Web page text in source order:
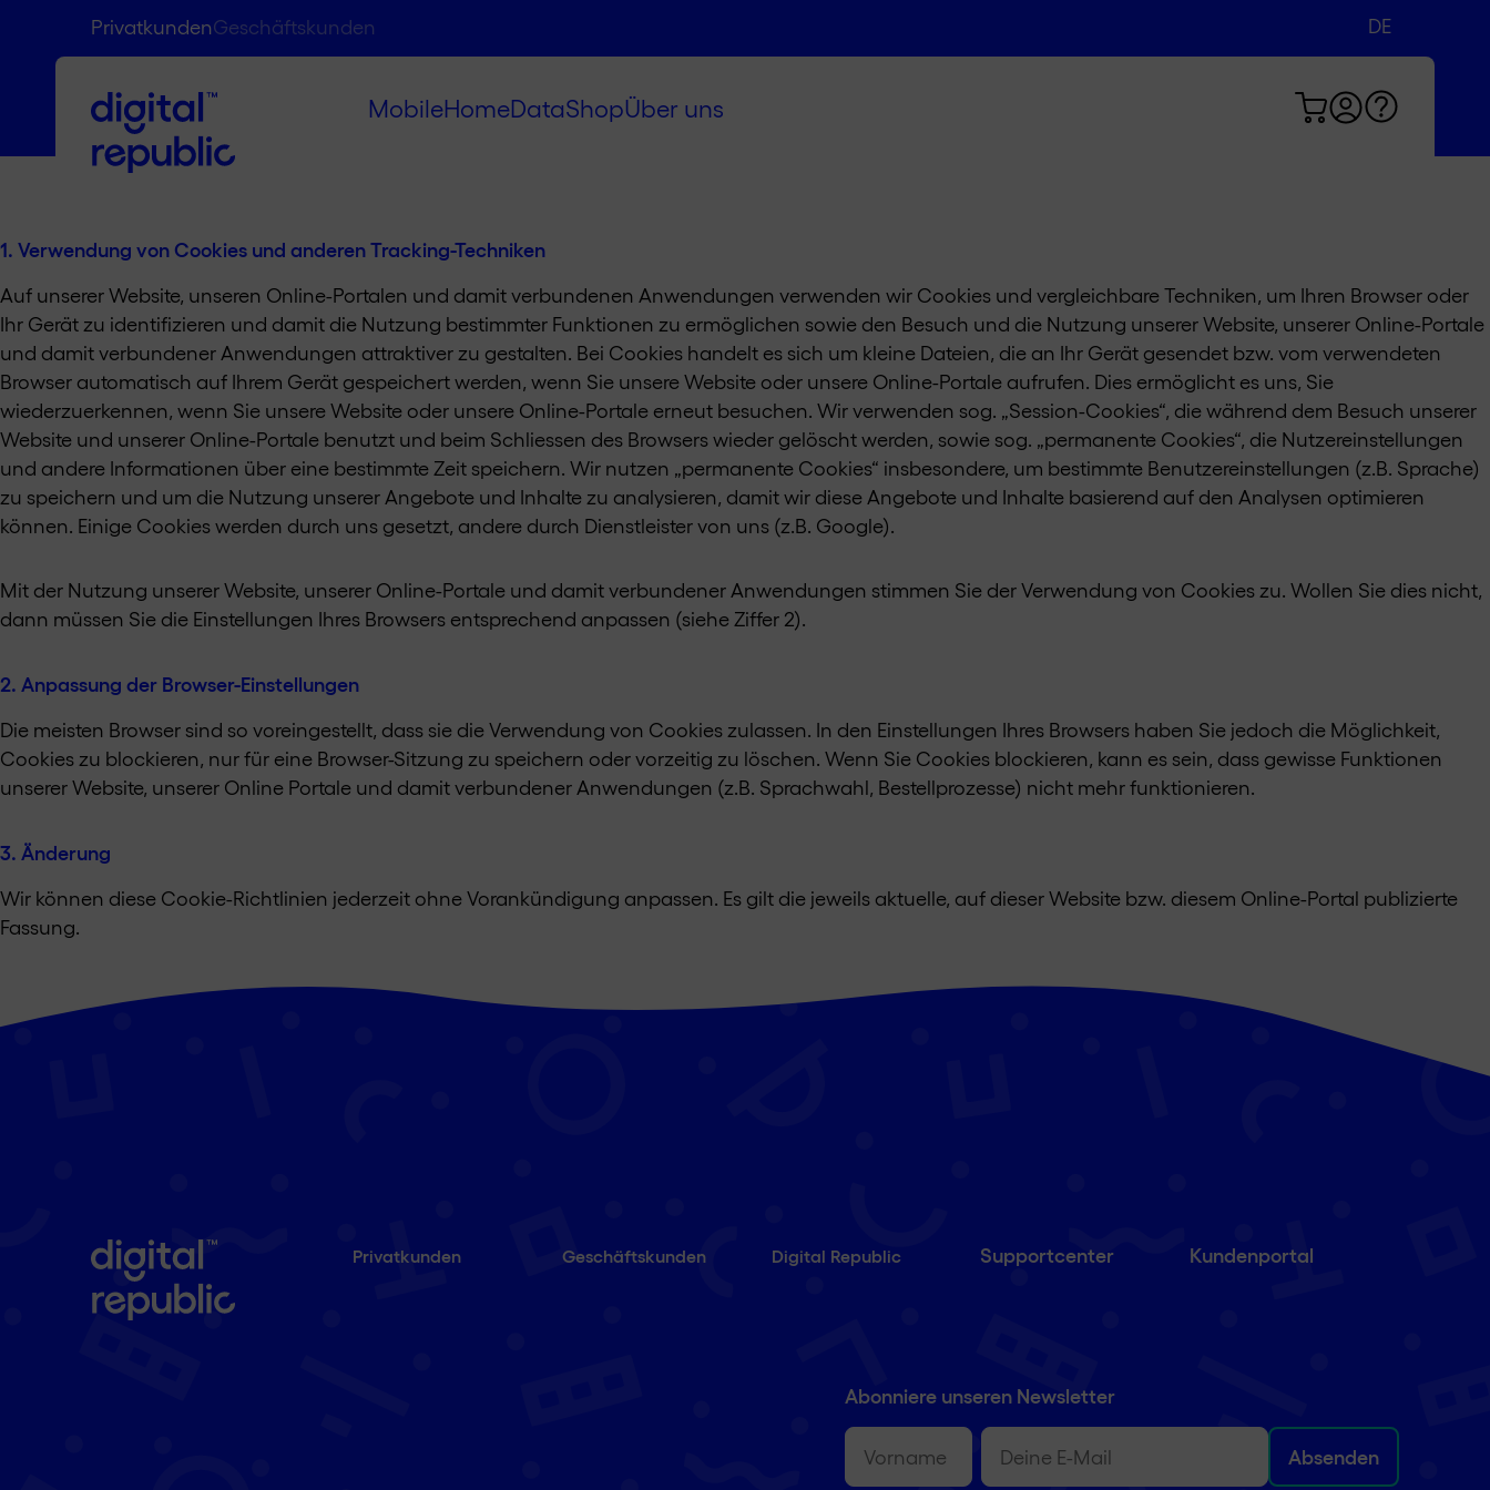
PrivatkundenGeschäftskunden DE
MobileHomeDataShopÜber uns
1. Verwendung von Cookies und anderen Tracking-Techniken
Auf unserer Website, unseren Online-Portalen und damit verbundenen Anwendungen verwenden wir Cookies und vergleichbare Techniken, um Ihren Browser oder
Ihr Gerät zu identifizieren und damit die Nutzung bestimmter Funktionen zu ermöglichen sowie den Besuch und die Nutzung unserer Website, unserer Online-Portale
und damit verbundener Anwendungen attraktiver zu gestalten. Bei Cookies handelt es sich um kleine Dateien, die an Ihr Gerät gesendet bzw. vom verwendeten
Browser automatisch auf Ihrem Gerät gespeichert werden, wenn Sie unsere Website oder unsere Online-Portale aufrufen. Dies ermöglicht es uns, Sie
wiederzuerkennen, wenn Sie unsere Website oder unsere Online-Portale erneut besuchen. Wir verwenden sog. „Session-Cookies“, die während dem Besuch unserer
Website und unserer Online-Portale benutzt und beim Schliessen des Browsers wieder gelöscht werden, sowie sog. „permanente Cookies“, die Nutzereinstellungen
und andere Informationen über eine bestimmte Zeit speichern. Wir nutzen „permanente Cookies“ insbesondere, um bestimmte Benutzereinstellungen (z.B. Sprache)
zu speichern und um die Nutzung unserer Angebote und Inhalte zu analysieren, damit wir diese Angebote und Inhalte basierend auf den Analysen optimieren
können. Einige Cookies werden durch uns gesetzt, andere durch Dienstleister von uns (z.B. Google).
Mit der Nutzung unserer Website, unserer Online-Portale und damit verbundener Anwendungen stimmen Sie der Verwendung von Cookies zu. Wollen Sie dies nicht,
dann müssen Sie die Einstellungen Ihres Browsers entsprechend anpassen (siehe Ziffer 2).
2. Anpassung der Browser-Einstellungen
Die meisten Browser sind so voreingestellt, dass sie die Verwendung von Cookies zulassen. In den Einstellungen Ihres Browsers haben Sie jedoch die Möglichkeit,
Cookies zu blockieren, nur für eine Browser-Sitzung zu speichern oder vorzeitig zu löschen. Wenn Sie Cookies blockieren, kann es sein, dass gewisse Funktionen
unserer Website, unserer Online Portale und damit verbundener Anwendungen (z.B. Sprachwahl, Bestellprozesse) nicht mehr funktionieren.
3. Änderung
Wir können diese Cookie-Richtlinien jederzeit ohne Vorankündigung anpassen. Es gilt die jeweils aktuelle, auf dieser Website bzw. diesem Online-Portal publizierte
Fassung.
Privatkunden Geschäftskunden Digital Republic Supportcenter Kundenportal
Abonniere unseren Newsletter
Vorname (erforderlich)
E-
Mail(erforderlich)